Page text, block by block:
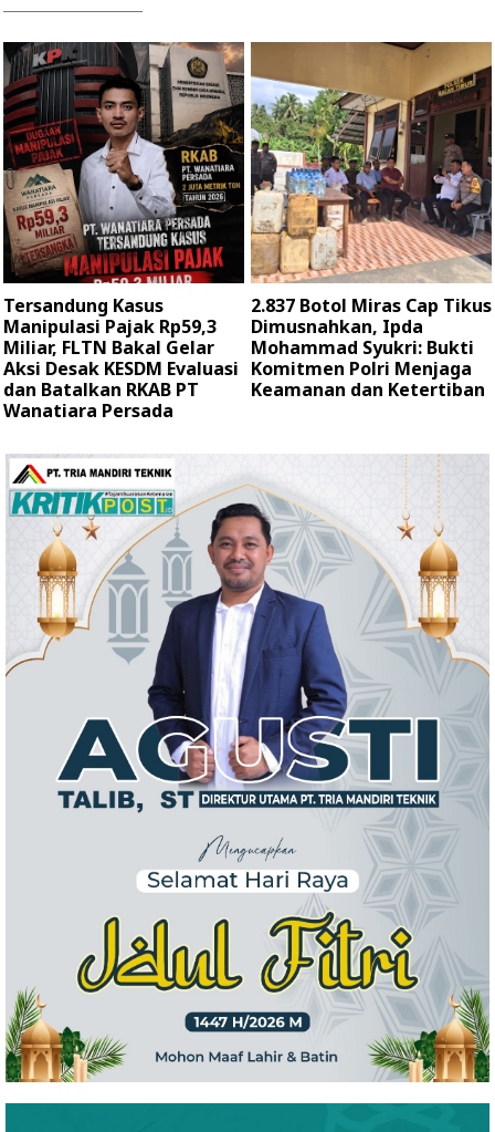
Tersandung Kasus
Manipulasi Pajak Rp59,3
Miliar, FLTN Bakal Gelar
Aksi Desak KESDM Evaluasi
dan Batalkan RKAB PT
Wanatiara Persada ‎
2.837 Botol Miras Cap Tikus
Dimusnahkan, Ipda
Mohammad Syukri: Bukti
Komitmen Polri Menjaga
Keamanan dan Ketertiban